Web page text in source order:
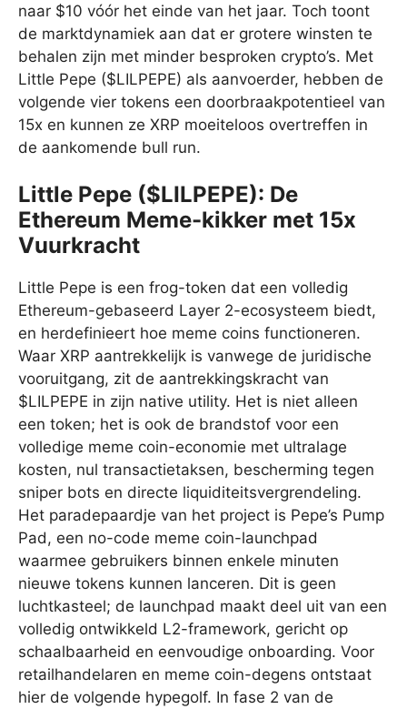
naar $10 vóór het einde van het jaar. Toch toont
de marktdynamiek aan dat er grotere winsten te
behalen zijn met minder besproken crypto’s. Met
Little Pepe ($LILPEPE) als aanvoerder, hebben de
volgende vier tokens een doorbraakpotentieel van
15x en kunnen ze XRP moeiteloos overtreffen in
de aankomende bull run.
Little Pepe ($LILPEPE): De
Ethereum Meme-kikker met 15x
Vuurkracht
Little Pepe is een frog-token dat een volledig
Ethereum-gebaseerd Layer 2-ecosysteem biedt,
en herdefinieert hoe meme coins functioneren.
Waar XRP aantrekkelijk is vanwege de juridische
vooruitgang, zit de aantrekkingskracht van
$LILPEPE in zijn native utility. Het is niet alleen
een token; het is ook de brandstof voor een
volledige meme coin-economie met ultralage
kosten, nul transactietaksen, bescherming tegen
sniper bots en directe liquiditeitsvergrendeling.
Het paradepaardje van het project is Pepe’s Pump
Pad, een no-code meme coin-launchpad
waarmee gebruikers binnen enkele minuten
nieuwe tokens kunnen lanceren. Dit is geen
luchtkasteel; de launchpad maakt deel uit van een
volledig ontwikkeld L2-framework, gericht op
schaalbaarheid en eenvoudige onboarding. Voor
retailhandelaren en meme coin-degens ontstaat
hier de volgende hypegolf. In fase 2 van de